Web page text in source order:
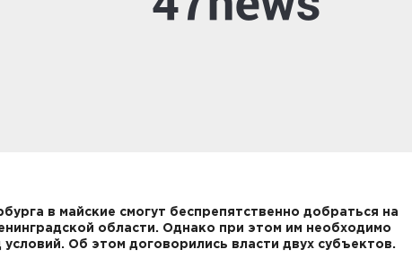
в майские смогут беспрепятственно добраться на
области. Однако при этом им необходимо
Об этом договорились власти двух субъектов.